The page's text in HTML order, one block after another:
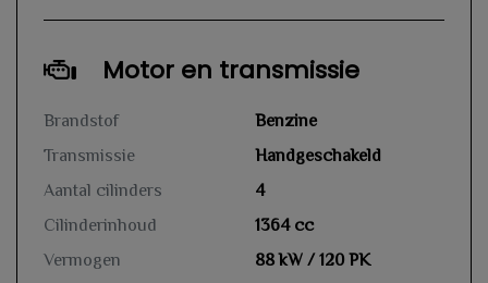
Motor en transmissie
Brandstof
Benzine
Transmissie
Handgeschakeld
Aantal cilinders
4
Cilinderinhoud
1364 cc
Vermogen
88 kW / 120 PK